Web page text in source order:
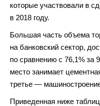
которые участвовали в
в 2018 году.
Большая часть объема
на банковский сектор,
по сравнению с 76,1% за
место занимает
третье —
Приведенная ниже